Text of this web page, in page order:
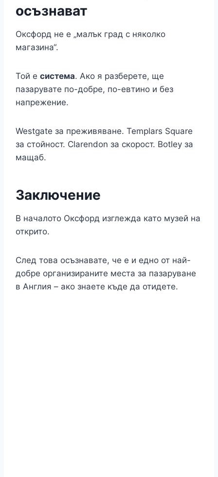
осъзнават
Оксфорд не е „малък град с няколко
магазина“.
Той е система. Ако я разберете, ще
пазарувате по-добре, по-евтино и без
напрежение.
Westgate за преживяване. Templars Square
за стойност. Clarendon за скорост. Botley за
мащаб.
Заключение
В началото Оксфорд изглежда като музей на
открито.
След това осъзнавате, че е и едно от най-
добре организираните места за пазаруване
в Англия – ако знаете къде да отидете.